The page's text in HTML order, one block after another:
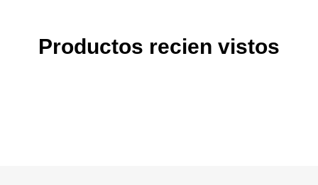
Productos recien vistos